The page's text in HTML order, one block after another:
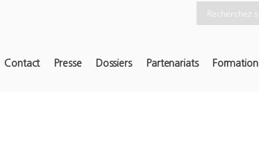
Contact Presse Dossiers Partenariats